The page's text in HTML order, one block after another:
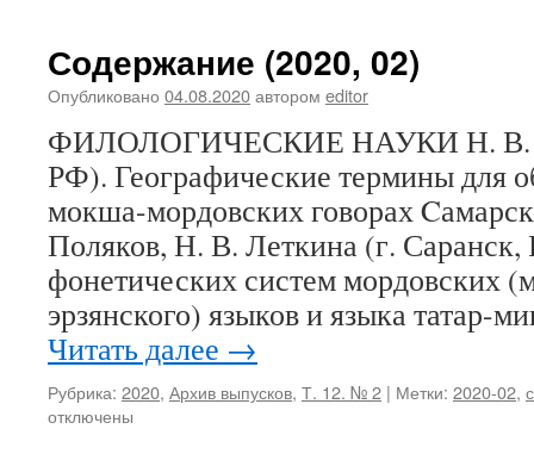
Содержание (2020, 02)
Опубликовано 04.08.2020автором editor
ФИЛОЛОГИЧЕСКИЕ НАУКИ Н. В.
РФ). Географические термины для
мокша-мордовских говорах
Поляков, Н. В. Леткина (г.
фонетических систем мордовских
эрзянского) языков и языка
Читать далее →
Рубрика: 2020, Архив выпусков, Т. 12. № 2 | Метки: 2020-02,
отключены